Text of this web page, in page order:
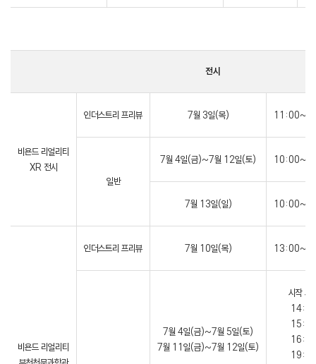
전시
비욘드 리얼리티
XR 전시
인더스트리 프리뷰 7월 3일(목)
일반
7월 4일(금)~7월 12일(토)
7월 13일(일)
비욘드 리얼리티
인더스트리 프리뷰 7월 10일(목)
7월 4일(금)~7월 5일(토)
7월 11일(금)~7월 12일(토)
시작 시
14:00
15:00
16:00
19:00